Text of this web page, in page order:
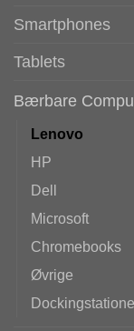
Smartphones
Tablets
Bærbare
Lenovo
HP
Dell
Microsoft
Chromebooks
Øvrige